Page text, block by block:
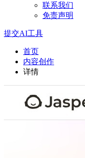
联系我们
免责声明
提交AI工具
首页
内容创作
详情